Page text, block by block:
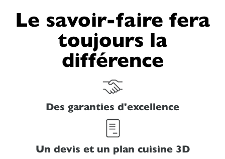
Le savoir-faire fera
toujours la
différence
Des garanties d'excellence
Un devis et un plan cuisine 3D